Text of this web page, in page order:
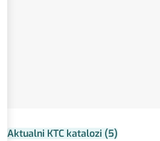
Aktualni KTC katalozi (5)